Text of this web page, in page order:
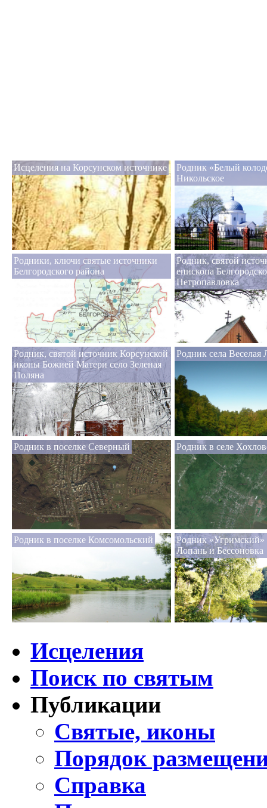
Исцеления на Корсунском источнике
Родник «Белый
Никольское
Родники, ключи святые источники
Белгородского района
Родник, святой
епископа
Петропавловка
Родник, святой источник Корсунской
иконы Божией Матери село Зеленая
Поляна
Родник села Веселая
Родник в поселке Северный Родник в селе
Родник в поселке Комсомольский
Родник «Угримский»
Лопань и Бессоновка
Исцеления
Поиск по святым
Публикации
Святые, иконы
Порядок
Справка